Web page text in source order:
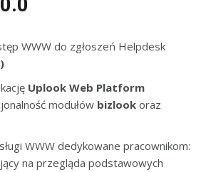
WWW do zgłoszeń Helpdesk
Uplook Web Platform
modułów bizlook oraz
WWW dedykowane pracownikom:
na przegląda podstawowych